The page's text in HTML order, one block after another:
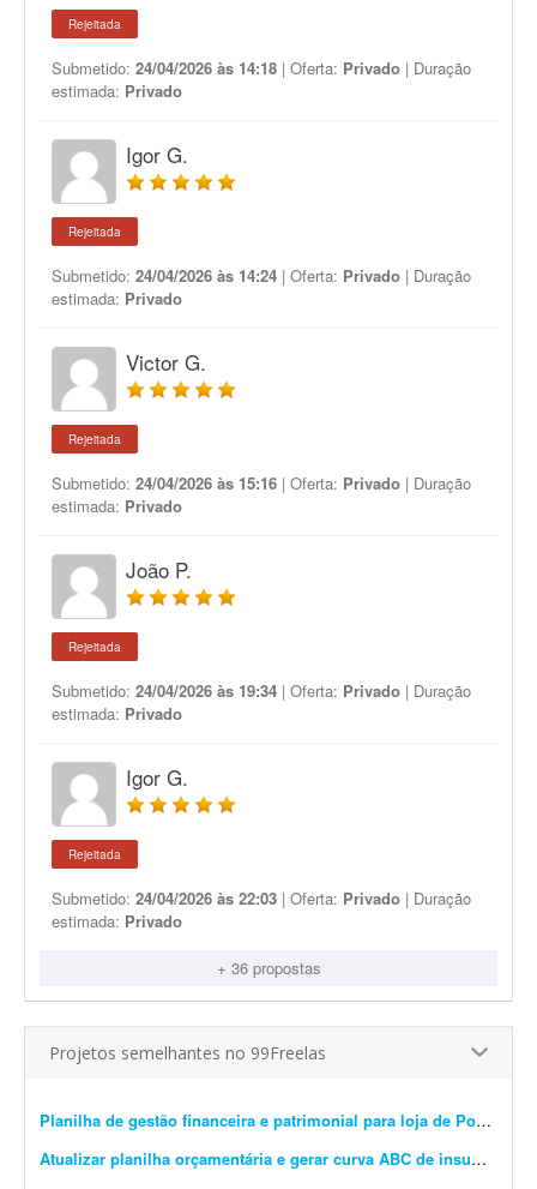
Rejeitada
Submetido: 24/04/2026 às 14:18 | Oferta: Privado | Duração
estimada: Privado
Igor G.
Rejeitada
Submetido: 24/04/2026 às 14:24 | Oferta: Privado | Duração
estimada: Privado
Victor G.
Rejeitada
Submetido: 24/04/2026 às 15:16 | Oferta: Privado | Duração
estimada: Privado
João P.
Rejeitada
Submetido: 24/04/2026 às 19:34 | Oferta: Privado | Duração
estimada: Privado
Igor G.
Rejeitada
Submetido: 24/04/2026 às 22:03 | Oferta: Privado | Duração
estimada: Privado
+ 36 propostas
Projetos semelhantes no 99Freelas
Planilha de gestão financeira e patrimonial para loja de Pokémon TCG
Atualizar planilha orçamentária e gerar curva ABC de insumos e serviços